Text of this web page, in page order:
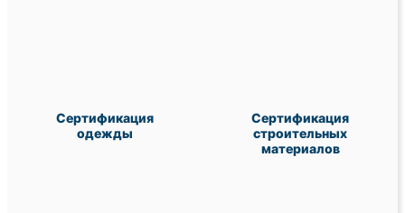
Сертификация
одежды
Сертификация
строительных
материалов